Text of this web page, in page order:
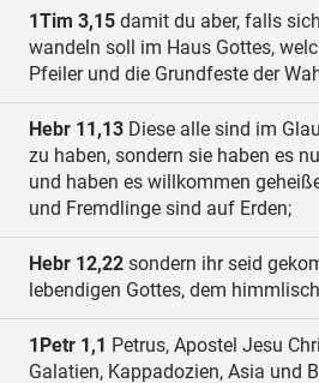
1Tim 3,15 damit du aber, falls
wandeln soll im Haus Gottes,
Pfeiler und die Grundfeste der
Hebr 11,13 Diese alle sind im
zu haben, sondern sie haben es
und haben es willkommen
und Fremdlinge sind auf Erden;
Hebr 12,22 sondern ihr seid
lebendigen Gottes, dem
1Petr 1,1 Petrus, Apostel Jesu
Galatien, Kappadozien, Asia und